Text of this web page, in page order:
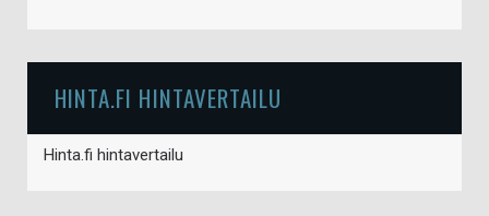
HINTA.FI HINTAVERTAILU
Hinta.fi hintavertailu